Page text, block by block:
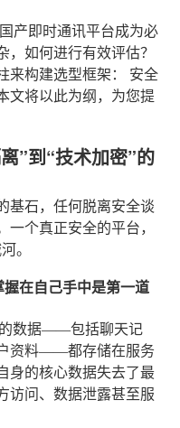
国产即时通讯平台成为必
如何进行有效评估？
来构建选型框架： 安全
文将以此为纲，为您提
”到“技术加密”的
基石，任何脱离安全谈
个真正安全的平台，
。
在自己手中是第一道
的数据——包括聊天记
资料——都存储在服务
身的核心数据失去了最
访问、数据泄露甚至服